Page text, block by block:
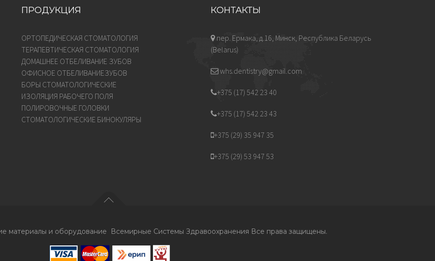
ПРОДУКЦИЯ
ОРТОПЕДИЧЕСКАЯ СТОМАТОЛОГИЯ
ТЕРАПЕВТИЧЕСКАЯ СТОМАТОЛОГИЯ
ДОМАШНЕЕ ОТБЕЛИВАНИЕ ЗУБОВ
ОФИСНОЕ ОТБЕЛИВАНИЕЗУБОВ
БОРЫ СТОМАТОЛОГИЧЕСКИЕ
ИЗОЛЯЦИЯ РАБОЧЕГО ПОЛЯ
ПОЛИРОВОЧНЫЕ ГОЛОВКИ
СТОМАТОЛОГИЧЕСКИЕ БИНОКУЛЯРЫ
КОНТАКТЫ
пер. Ермака, д.16, Минск, Республика Беларусь
(Belarus)
whs.dentistry@gmail.com
+375 (17) 542 23 40
+375 (17) 542 23 43
+375 (29) 35 947 35
+375 (29) 53 947 53
материалы и оборудование Всемирные Системы Здравоохранения Все права защищены.